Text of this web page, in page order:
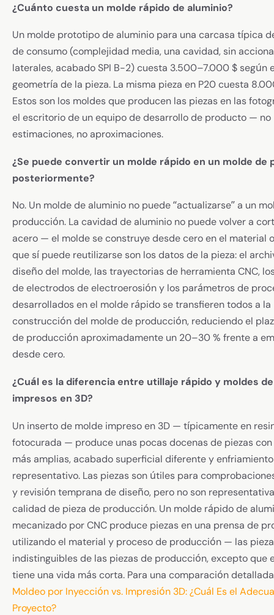
¿Cuánto cuesta un molde rápido de aluminio?
Un molde prototipo de aluminio para una carcasa típica
de consumo (complejidad media, una cavidad, sin
laterales, acabado SPI B-2) cuesta 3.500–7.000 $ según
geometría de la pieza. La misma pieza en P20 cuesta
Estos son los moldes que producen las piezas en las
el escritorio de un equipo de desarrollo de producto — no
estimaciones, no aproximaciones.
¿Se puede convertir un molde rápido en un molde de
posteriormente?
No. Un molde de aluminio no puede “actualizarse” a un
producción. La cavidad de aluminio no puede volver a
acero — el molde se construye desde cero en el material
que sí puede reutilizarse son los datos de la pieza: el
diseño del molde, las trayectorias de herramienta CNC,
de electrodos de electroerosión y los parámetros de
desarrollados en el molde rápido se transfieren todos a la
construcción del molde de producción, reduciendo el
de producción aproximadamente un 20–30 % frente a
desde cero.
¿Cuál es la diferencia entre utillaje rápido y moldes
impresos en 3D?
Un inserto de molde impreso en 3D — típicamente en
fotocurada — produce unas pocas docenas de piezas
más amplias, acabado superficial diferente y
representativo. Las piezas son útiles para
y revisión temprana de diseño, pero no son
calidad de pieza de producción. Un molde rápido de
mecanizado por CNC produce piezas en una prensa de
utilizando el material y proceso de producción — las
indistinguibles de las piezas de producción, excepto que
tiene una vida más corta. Para una comparación
Moldeo por Inyección vs. Impresión 3D: ¿Cuál Es el
Proyecto?